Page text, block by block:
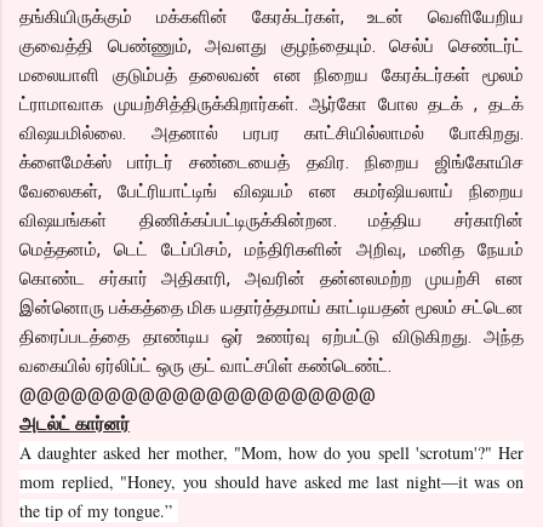
தங்கியிருக்கும் மக்களின் கேரக்டர்கள், உடன் வெளியேறிய
குவைத்தி பெண்ணும், அவளது குழந்தையும். செல்ப் செண்டர்ட்
மலையாளி குடும்பத் தலைவன் என நிறைய கேரக்டர்கள் மூலம்
ட்ராமாவாக முயற்சித்திருக்கிறார்கள். ஆர்கோ போல தடக் , தடக்
விஷயமில்லை. அதனால் பரபர காட்சியில்லாமல் போகிறது.
க்ளைமேக்ஸ் பார்டர் சண்டையைத் தவிர. நிறைய ஜிங்கோயிச
வேலைகள், பேட்ரியாட்டிங் விஷயம் என கமர்ஷியலாய் நிறைய
விஷயங்கள் திணிக்கப்பட்டிருக்கின்றன. மத்திய சர்காரின்
மெத்தனம், டெட் டேப்பிசம், மந்திரிகளின் அறிவு, மனித நேயம்
கொண்ட சர்கார் அதிகாரி, அவரின் தன்னலமற்ற முயற்சி என
இன்னொரு பக்கத்தை மிக யதார்த்தமாய் காட்டியதன் மூலம் சட்டென
திரைப்படத்தை தாண்டிய ஒர் உணர்வு ஏற்பட்டு விடுகிறது. அந்த
வகையில் ஏர்லிப்ட் ஒரு குட் வாட்சபிள் கண்டெண்ட்.
@@@@@@@@@@@@@@@@@@@@@
அடல்ட் கார்னர்
A daughter asked her mother, "Mom, how do you spell 'scrotum'?" Her
mom replied, "Honey, you should have asked me last night—it was on
the tip of my tongue.”